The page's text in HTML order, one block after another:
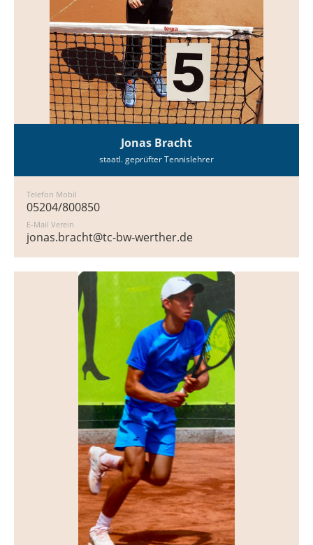
Jonas Bracht
staatl. geprüfter Tennislehrer
Telefon Mobil
05204/800850
E-Mail Verein
jonas.bracht@tc-bw-werther.de